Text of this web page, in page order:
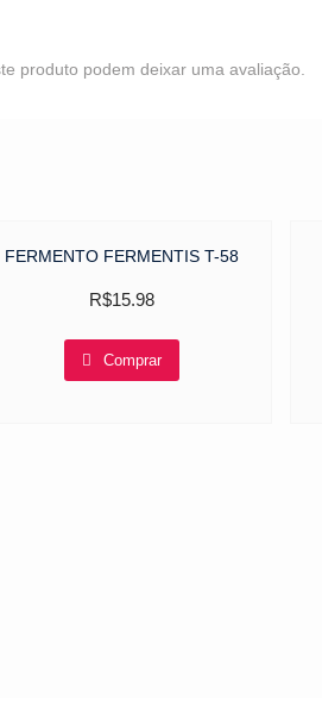
produto podem deixar uma avaliação.
FERMENTO FERMENTIS T-58
R$15.98
Comprar